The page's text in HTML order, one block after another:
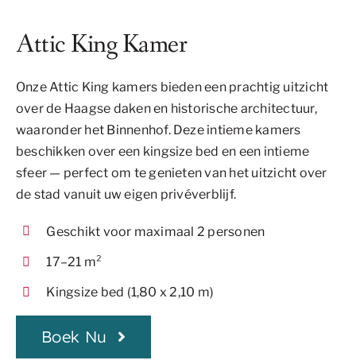
Attic King Kamer
Onze Attic King kamers bieden een prachtig uitzicht
over de Haagse daken en historische architectuur,
waaronder het Binnenhof. Deze intieme kamers
beschikken over een kingsize bed en een intieme
sfeer — perfect om te genieten van het uitzicht over
de stad vanuit uw eigen privéverblijf.
Geschikt voor maximaal 2 personen
17–21 m²
Kingsize bed (1,80 x 2,10 m)
Boek Nu